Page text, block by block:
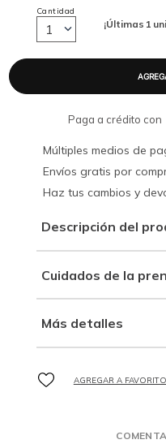
¡Últimas 1
Cantidad
1
Paga a crédito con
Múltiples medios de
Envíos gratis por
Haz tus cambios y
Descripción del
Cuidados de la
Más detalles